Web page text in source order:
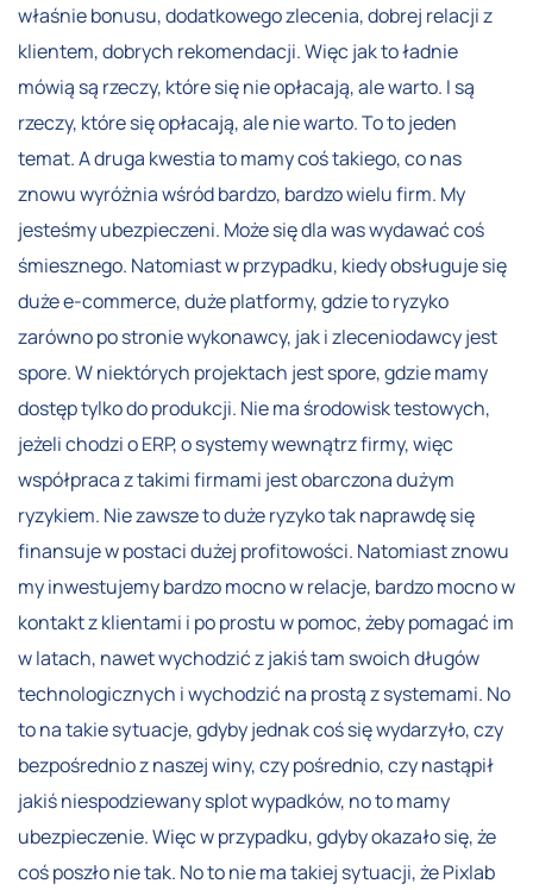
właśnie bonusu, dodatkowego zlecenia, dobrej relacji z
klientem, dobrych rekomendacji. Więc jak to ładnie
mówią są rzeczy, które się nie opłacają, ale warto. I są
rzeczy, które się opłacają, ale nie warto. To to jeden
temat. A druga kwestia to mamy coś takiego, co nas
znowu wyróżnia wśród bardzo, bardzo wielu firm. My
jesteśmy ubezpieczeni. Może się dla was wydawać coś
śmiesznego. Natomiast w przypadku, kiedy obsługuje się
duże e-commerce, duże platformy, gdzie to ryzyko
zarówno po stronie wykonawcy, jak i zleceniodawcy jest
spore. W niektórych projektach jest spore, gdzie mamy
dostęp tylko do produkcji. Nie ma środowisk testowych,
jeżeli chodzi o ERP, o systemy wewnątrz firmy, więc
współpraca z takimi firmami jest obarczona dużym
ryzykiem. Nie zawsze to duże ryzyko tak naprawdę się
finansuje w postaci dużej profitowości. Natomiast znowu
my inwestujemy bardzo mocno w relacje, bardzo mocno w
kontakt z klientami i po prostu w pomoc, żeby pomagać im
w latach, nawet wychodzić z jakiś tam swoich długów
technologicznych i wychodzić na prostą z systemami. No
to na takie sytuacje, gdyby jednak coś się wydarzyło, czy
bezpośrednio z naszej winy, czy pośrednio, czy nastąpił
jakiś niespodziewany splot wypadków, no to mamy
ubezpieczenie. Więc w przypadku, gdyby okazało się, że
coś poszło nie tak. No to nie ma takiej sytuacji, że Pixlab